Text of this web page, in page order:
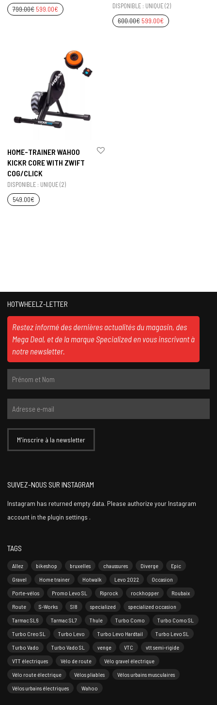
799.00€ 599.00€ DISPONIBLE : UNIQUE (2)
600.00€ 599.00€
HOME-TRAINER WAHOO
KICKR CORE WITH ZWIFT
COG/CLICK
DISPONIBLE : UNIQUE (2)
549.00€
HOTWHEELZ-LETTER
Restez informé des dernières actualités du magasin, des
Mega Deal, et de la marque Specialized en vous inscrivant à
notre newsletter.
SUIVEZ-NOUS SUR INSTAGRAM
Instagram has returned empty data. Please authorize your Instagram
account in the plugin settings .
TAGS
Allez bikeshop bruxelles chaussures Diverge
Epic
Gravel
Home trainer Hotwalk Levo 2022
Occasion
Porte-vélos
Promo Levo SL Riprock rockhopper
Roubaix
Route
S-Works Sl8 specialized
specialized occasion
Tarmac SL6
Tarmac SL7 Thule Turbo Como
Turbo Como SL
Turbo Creo SL
Turbo Levo Turbo Levo Hardtail
Turbo Levo SL
Turbo Vado
Turbo Vado SL venge VTC
vtt semi-rigide
VTT électriques
Vélo de route
Vélo gravel électrique
Vélo route électrique
Vélos pliables
Vélos urbains musculaires
Vélos urbains électriques
Wahoo